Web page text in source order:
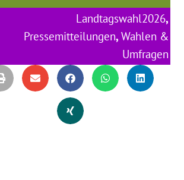
Landtagswahl2026,
Pressemitteilungen, Wahlen &
Umfragen